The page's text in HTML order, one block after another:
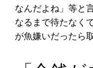
なんだよね」等と
なるまで待たなく
が魚嫌いだったら